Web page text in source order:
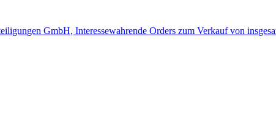
GmbH, Interessewahrende Orders zum Verkauf von